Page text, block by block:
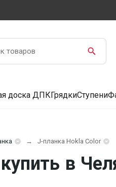
доска ДПКГрядкиСтупени
J-планка Hokla Color
в